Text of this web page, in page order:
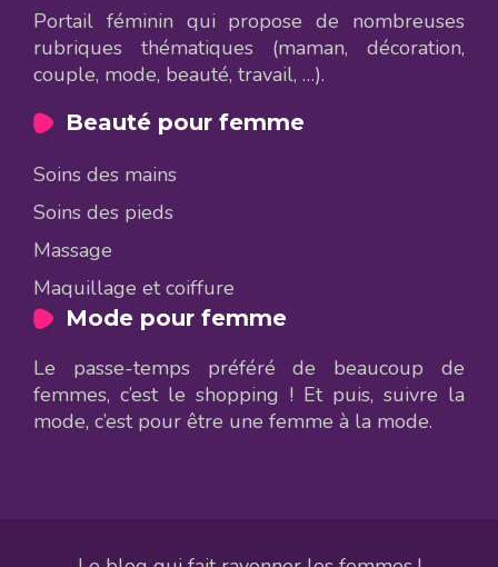
Portail féminin qui propose de nombreuses
rubriques thématiques (maman, décoration,
couple, mode, beauté, travail, …).
Beauté pour femme
Soins des mains
Soins des pieds
Massage
Maquillage et coiffure
Mode pour femme
Le passe-temps préféré de beaucoup de
femmes, c’est le shopping ! Et puis, suivre la
mode, c’est pour être une femme à la mode.